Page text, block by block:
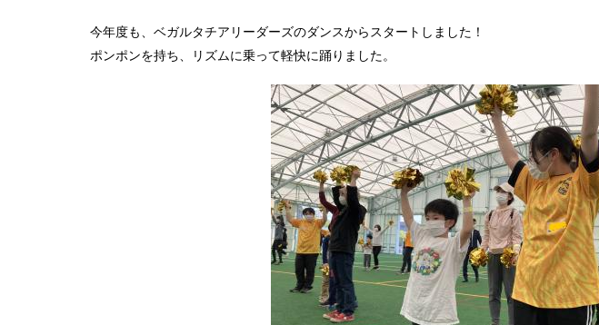
今年度も、ベガルタチアリーダーズのダンスからスタートしました！
ポンポンを持ち、リズムに乗って軽快に踊りました。